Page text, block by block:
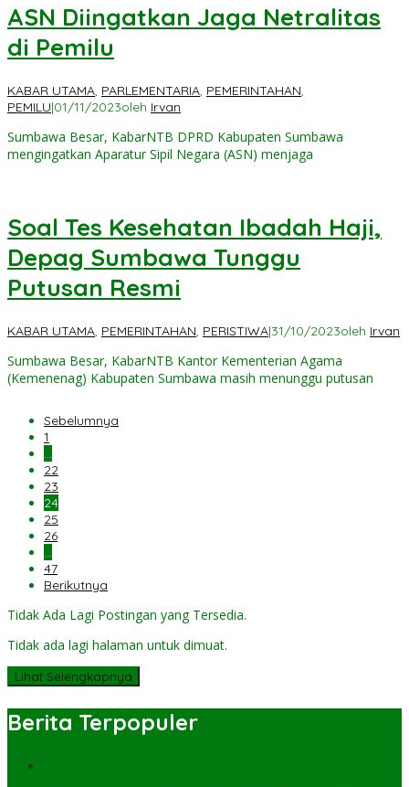
ASN Diingatkan Jaga Netralitas
di Pemilu
KABAR UTAMA PARLEMENTARIA PEMERINTAHAN
PEMILU|01/11/2023oleh Irvan
Sumbawa Besar, KabarNTB DPRD Kabupaten Sumbawa
mengingatkan Aparatur Sipil Negara (ASN) menjaga
Soal Tes Kesehatan Ibadah Haji,
Depag Sumbawa Tunggu
Putusan Resmi
KABAR UTAMA, PEMERINTAHAN, PERISTIWA|31/10/2023oleh Irvan
Sumbawa Besar, KabarNTB Kantor Kementerian Agama
(Kemenenag) Kabupaten Sumbawa masih menunggu putusan
Sebelumnya
1
…
22
23
24
25
26
…
47
Berikutnya
Tidak Ada Lagi Postingan yang Tersedia.
Tidak ada lagi halaman untuk dimuat.
Lihat Selengkapnya
Berita Terpopuler